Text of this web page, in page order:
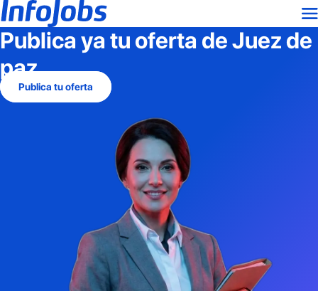
Publica ya tu oferta deJuez de
paz
Publica tu oferta